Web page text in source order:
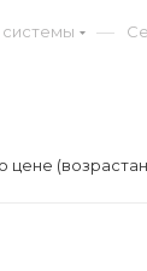
—
цене